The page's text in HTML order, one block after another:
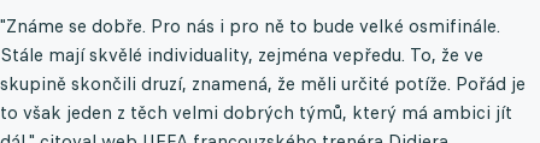
"Známe se dobře. Pro nás i pro ně to bude velké osmifinále.
Stále mají skvělé individuality, zejména vepředu. To, že ve
skupině skončili druzí, znamená, že měli určité potíže. Pořád je
to však jeden z těch velmi dobrých týmů, který má ambici jít